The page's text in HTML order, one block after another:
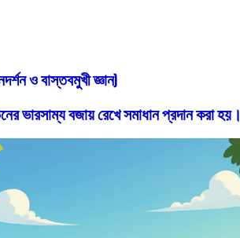
ও বাস্তবমুখী জ্ঞান)
ভারসাম্য বজায় রেখে সমাধান প্রদান করা হয়।